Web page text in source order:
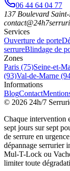
06 44 64 04 77
137 Boulevard
Services
Ouverture de porte
serrureBlindage de
Zones
Paris (75)Seine-et-
(93)Val-de-Marne
Informations
BlogContact
© 2026 24h/7
Chaque intervention
sept jours sur sept
de serrure en
dépannage serrurier
Mul-T-Lock ou
limiter toute